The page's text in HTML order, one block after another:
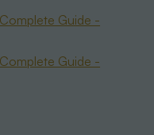
Guide -
Guide -